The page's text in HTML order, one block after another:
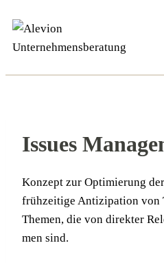
Inhalt
springen
Issues
Kon­zept zur Opti­mie­rung
früh­zei­ti­ge Anti­zi­pa­ti­on von
The­men, die von direk­ter
men sind.